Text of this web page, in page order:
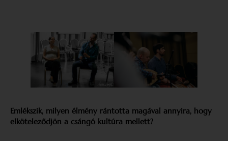
Emlékszik, milyen élmény rántotta magával annyira, hogy
elköteleződjön a csángó kultúra mellett?